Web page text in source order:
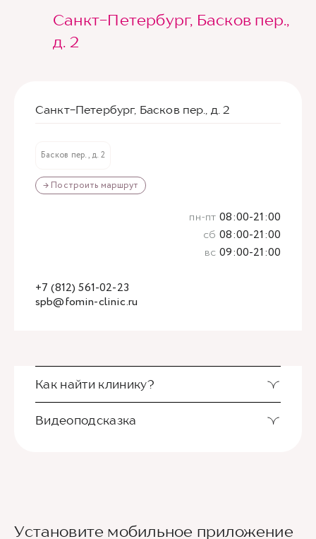
Санкт-Петербург, Басков пер.,
д. 2
Санкт-Петербург, Басков пер., д. 2
Басков пер., д. 2
→ Построить маршрут
spb@fomin-clinic.ru
+7 (812) 561-02-23
пн-пт 08:00-21:00
сб 08:00-21:00
вс 09:00-21:00
Как найти клинику?
на территории ЖК «Русский дом».
Видеоподсказка
Установите мобильное приложение